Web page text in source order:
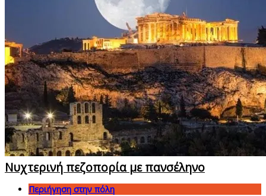
Νυχτερινή πεζοπορία με πανσέληνο
Περιήγηση στην πόλη